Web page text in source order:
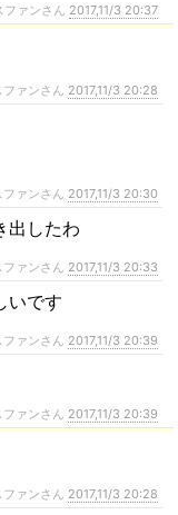
ァンさん 2017,11/3 20:37
ァンさん 2017,11/3 20:28
ァンさん 2017,11/3 20:30
出したわ
ァンさん 2017,11/3 20:33
いです
ァンさん 2017,11/3 20:39
ァンさん 2017,11/3 20:39
ァンさん 2017,11/3 20:28